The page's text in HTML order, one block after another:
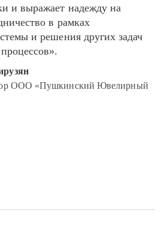
и выражает надежду на
в рамках
и решения других задач
ООО «Пушкинский Ювелирный